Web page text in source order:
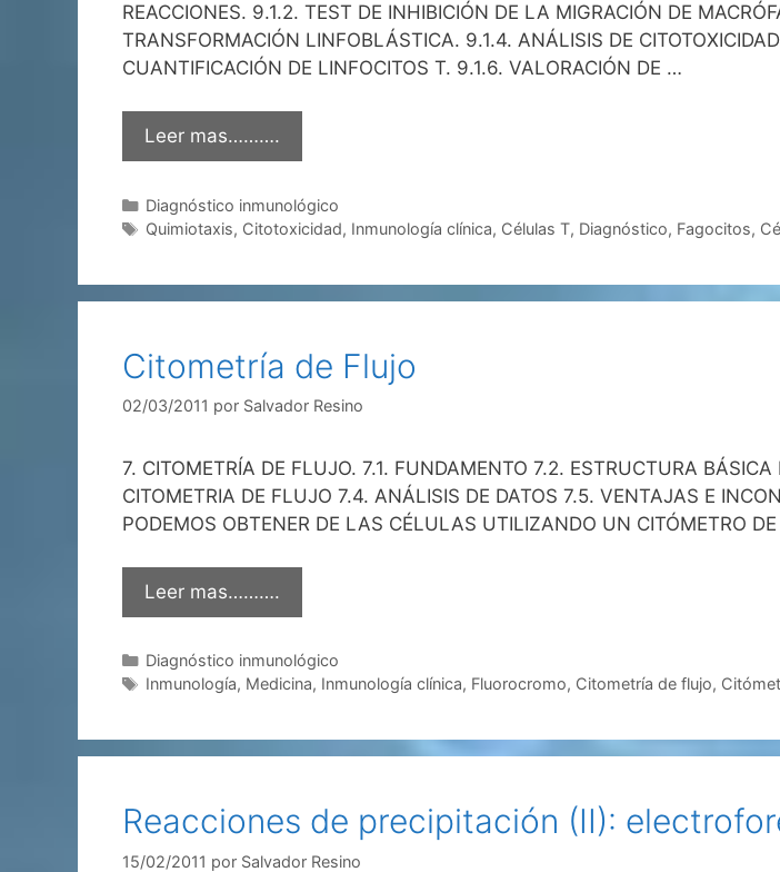
REACCIONES. 9.1.2. TEST DE INHIBICIÓN DE LA MIGRACIÓN DE
TRANSFORMACIÓN LINFOBLÁSTICA. 9.1.4. ANÁLISIS DE
CUANTIFICACIÓN DE LINFOCITOS T. 9.1.6. VALORACIÓN DE …
Leer mas……….
Categorías
Diagnóstico inmunológico
Etiquetas
Quimiotaxis, Citotoxicidad, Inmunología clínica, Células T, Diagnóstico, Fagocitos,
Citometría de Flujo
02/03/2011 por Salvador Resino
7. CITOMETRÍA DE FLUJO. 7.1. FUNDAMENTO 7.2. ESTRUCTURA
CITOMETRIA DE FLUJO 7.4. ANÁLISIS DE DATOS 7.5. VENTAJAS E
PODEMOS OBTENER DE LAS CÉLULAS UTILIZANDO UN CITÓMETRO
Leer mas……….
Categorías
Diagnóstico inmunológico
Etiquetas
Inmunología, Medicina, Inmunología clínica, Fluorocromo, Citometría de flujo,
Reacciones de precipitación (II):
15/02/2011 por Salvador Resino